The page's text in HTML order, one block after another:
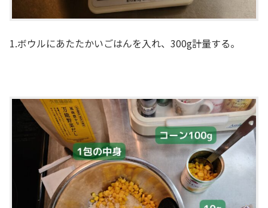
1.ボウルにあたたかいごはんを入れ、300g計量する。